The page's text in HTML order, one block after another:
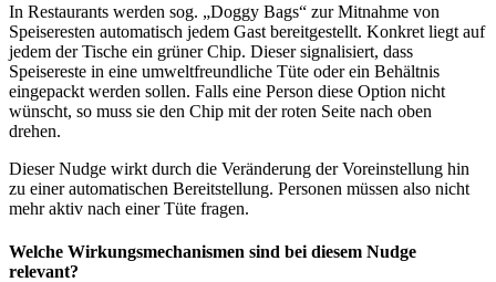
In Restaurants werden sog. „Doggy Bags“ zur Mitnahme von
Speiseresten automatisch jedem Gast bereitgestellt. Konkret liegt auf
jedem der Tische ein grüner Chip. Dieser signalisiert, dass
Speisereste in eine umweltfreundliche Tüte oder ein Behältnis
eingepackt werden sollen. Falls eine Person diese Option nicht
wünscht, so muss sie den Chip mit der roten Seite nach oben
drehen.
Dieser Nudge wirkt durch die Veränderung der Voreinstellung hin
zu einer automatischen Bereitstellung. Personen müssen also nicht
mehr aktiv nach einer Tüte fragen.
Welche Wirkungsmechanismen sind bei diesem Nudge
relevant?